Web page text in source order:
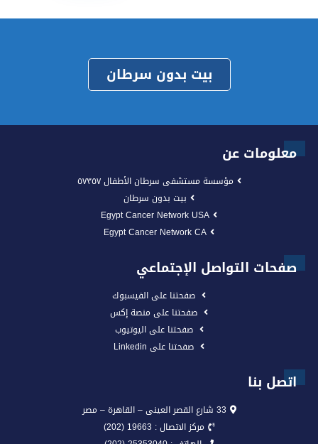
بيت بدون سرطان
معلومات عن
مؤسسة مستشفى سرطان الأطفال ٥٧٣٥٧
بيت بدون سرطان
Egypt Cancer Network USA
Egypt Cancer Network CA
صفحات التواصل الإجتماعي
صفحتنا على الفيسبوك
صفحتنا على منصة إكس
صفحتنا على اليوتيوب
صفحتنا على Linkedin
اتصل بنا
33 شارع القصر العينى – القاهرة – مصر
مركز الاتصال : 19663 (202)